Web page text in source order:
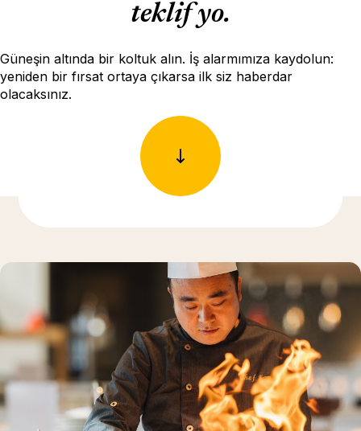
teklif yo.
Güneşin altında bir koltuk alın. İş alarmımıza kaydolun:
yeniden bir fırsat ortaya çıkarsa ilk siz haberdar
olacaksınız.